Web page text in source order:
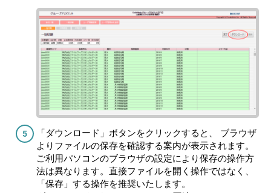
「ダウンロード」ボタンをクリックすると、 ブラウザ
よりファイルの保存を確認する案内が表示されます。
ご利用パソコンのブラウザの設定により保存の操作方
法は異なります。直接ファイルを開く操作ではなく、
「保存」する操作を推奨いたします。